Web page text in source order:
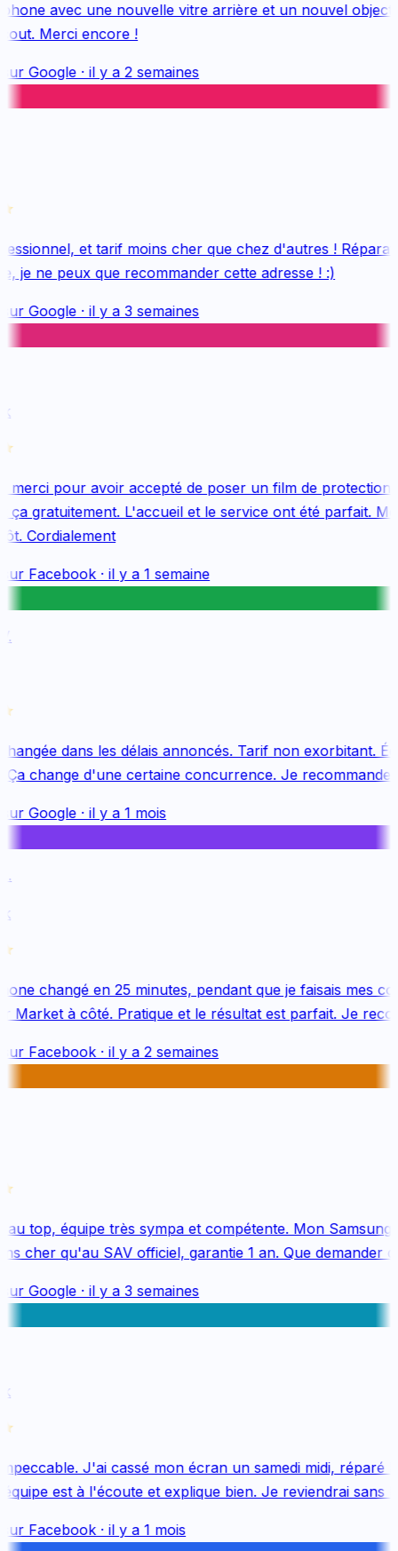
avec une nouvelle vitre arrière et un nouvel objectif,
Merci encore !
Google· il y a 2 semaines
et tarif moins cher que chez d'autres !
je ne peux que recommander cette adresse ! :)
Google· il y a 3 semaines
pour avoir accepté de poser un film de protection
gratuitement. L'accueil et le service ont été parfait.
Cordialement
Facebook· il y a 1 semaine
dans les délais annoncés. Tarif non exorbitant.
change d'une certaine concurrence. Je recommande
Google· il y a 1 mois
changé en 25 minutes, pendant que je faisais mes
à côté. Pratique et le résultat est parfait. Je
Facebook· il y a 2 semaines
top, équipe très sympa et compétente. Mon Samsung
cher qu'au SAV officiel, garantie 1 an. Que demander
Google· il y a 3 semaines
J'ai cassé mon écran un samedi midi, réparé le
est à l'écoute et explique bien. Je reviendrai sans
Facebook· il y a 1 mois